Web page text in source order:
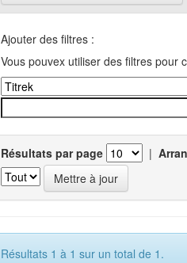
Ajouter des filtres :
Vous pouvex utiliser des filtres pour
Résultats par page |
Résultats 1 à 1 sur un total de 1.